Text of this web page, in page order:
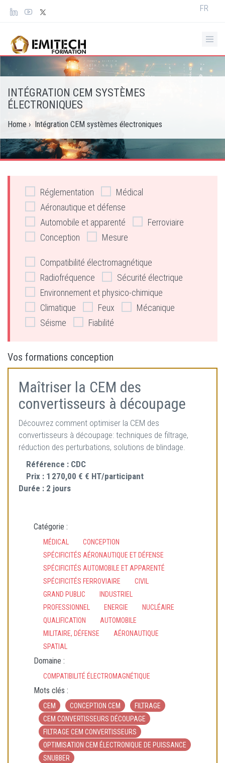
Panneau de gestion des cookies
Select
FR
INTÉGRATION CEM SYSTÈMES
ÉLECTRONIQUES
Home › Intégration CEM systèmes électroniques
Réglementation
Médical
Aéronautique et défense
Automobile et apparenté
Ferroviaire
Conception
Mesure
Compatibilité électromagnétique
Radiofréquence
Sécurité électrique
Environnement et physico-chimique
Climatique
Feux
Mécanique
Séisme
Fiabilité
Vos formations conception
Maîtriser la CEM des
convertisseurs à découpage
Découvrez comment optimiser la CEM des
convertisseurs à découpage: techniques de filtrage,
réduction des perturbations, solutions de blindage.
Référence : CDC
Prix : 1 270,00 € € HT/participant
Durée : 2 jours
Catégorie :
MÉDICAL
CONCEPTION
SPÉCIFICITÉS AÉRONAUTIQUE ET DÉFENSE
SPÉCIFICITÉS AUTOMOBILE ET APPARENTÉ
SPÉCIFICITÉS FERROVIAIRE
CIVIL
GRAND PUBLIC
INDUSTRIEL
PROFESSIONNEL
ENERGIE
NUCLÉAIRE
QUALIFICATION
AUTOMOBILE
MILITAIRE, DÉFENSE
AÉRONAUTIQUE
SPATIAL
Domaine :
COMPATIBILITÉ ÉLECTROMAGNÉTIQUE
Mots clés :
CEM CONCEPTION CEM
FILTRAGE
CEM CONVERTISSEURS DÉCOUPAGE
FILTRAGE CEM CONVERTISSEURS
OPTIMISATION CEM ÉLECTRONIQUE DE PUISSANCE
SNUBBER